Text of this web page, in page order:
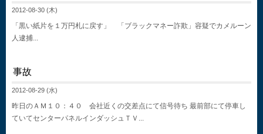
2012-08-30 (木)
「黒い紙片を１万円札に戻す」 「ブラックマネー詐欺」容疑でカメルーン
人逮捕...
事故
2012-08-29 (水)
昨日のＡＭ１０：４０ 会社近くの交差点にて信号待ち 最前部にて停車し
ていてセンターパネルインダッシュＴＶ...